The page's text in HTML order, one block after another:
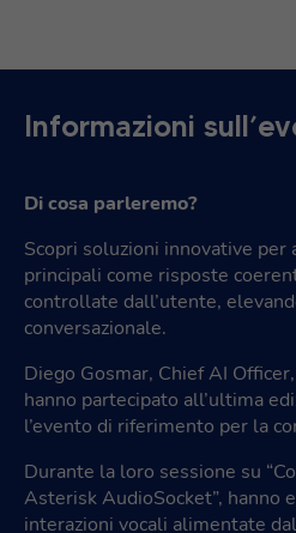
Informazioni
Di cosa parleremo?
Scopri soluzioni innovative per
principali come risposte
controllate dall’utente,
conversazionale.
Diego Gosmar, Chief AI
hanno partecipato all’ultima
l’evento di riferimento per la
Durante la loro sessione su
Asterisk AudioSocket”, hanno
interazioni vocali alimentate